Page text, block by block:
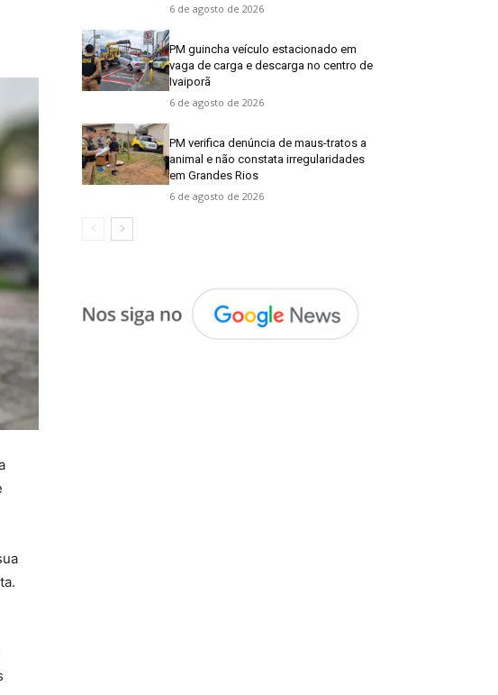
6 de agosto de 2026
PM guincha veículo estacionado em
vaga de carga e descarga no centro de
Ivaiporã
6 de agosto de 2026
PM verifica denúncia de maus-tratos a
animal e não constata irregularidades
em Grandes Rios
6 de agosto de 2026